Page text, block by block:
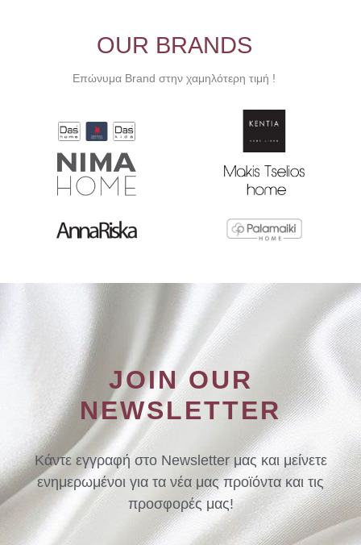
OUR BRANDS
Επώνυμα Brand στην χαμηλότερη τιμή !
JOIN OUR
NEWSLETTER
Κάντε εγγραφή στο Newsletter μας και μείνετε
ενημερωμένοι για τα νέα μας προϊόντα και τις
προσφορές μας!